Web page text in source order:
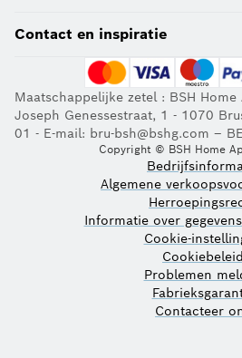
Contact en inspiratie
Maatschappelijke zetel : BSH Home
Joseph Genessestraat, 1 - 1070
01 - E-mail: bru-bsh@bshg.com –
Copyright © BSH Home
Algemene
Informatie over
Cookie-
Cookiebeleid
Problemen
Contacteer